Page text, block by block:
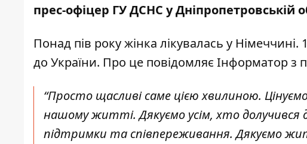
прес-офіцер ГУ ДСНС у Дніпропетровській
Понад пів року жінка лікувалась у
до України. Про це повідомляє Інформатор з
“Просто щасливі саме цією хвилиною.
нашому житті. Дякуємо усім, хто долучився
підтримки та співпереживання. Дякуємо